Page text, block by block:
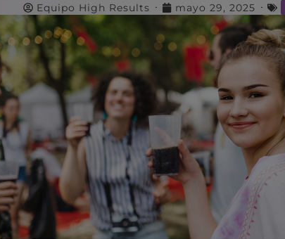
Equipo High Results mayo 29, 2025